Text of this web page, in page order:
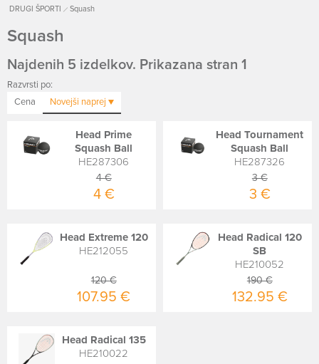
DRUGI ŠPORTI Squash
Squash
Najdenih 5 izdelkov. Prikazana stran 1
Razvrsti po:
Cena
Novejši naprej
Head Prime
Squash Ball
HE287306
4 €
4 €
Head Tournament
Squash Ball
HE287326
3 €
3 €
Head Extreme 120
HE212055
120 €
107.95 €
Head Radical 120
SB
HE210052
190 €
132.95 €
Head Radical 135
HE210022